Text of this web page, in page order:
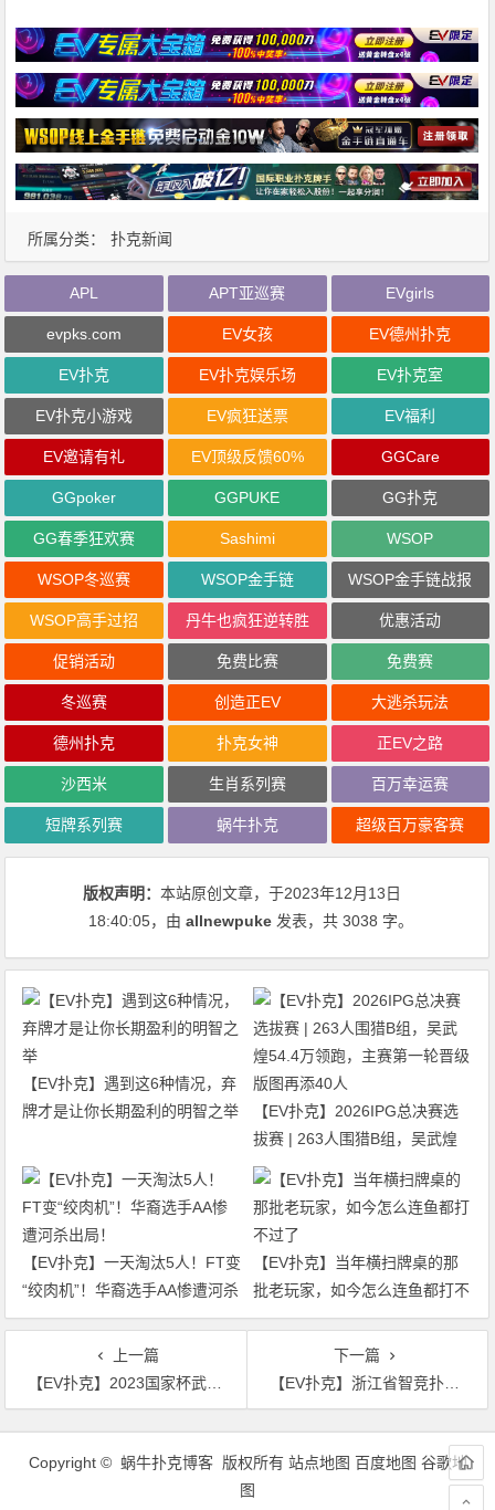
所属分类： 扑克新闻
APL APT亚巡赛 EVgirls
evpks.com EV女孩 EV德州扑克
EV扑克 EV扑克娱乐场 EV扑克室
EV扑克小游戏 EV疯狂送票 EV福利
EV邀请有礼 EV顶级反馈60% GGCare
GGpoker GGPUKE GG扑克
GG春季狂欢赛 Sashimi WSOP
WSOP冬巡赛 WSOP金手链 WSOP金手链战报
WSOP高手过招 丹牛也疯狂逆转胜 优惠活动
促销活动 免费比赛 免费赛
冬巡赛 创造正EV 大逃杀玩法
德州扑克 扑克女神 正EV之路
沙西米 生肖系列赛 百万幸运赛
短牌系列赛 蜗牛扑克 超级百万豪客赛
版权声明：本站原创文章，于2023年12月13日
18:40:05，由allnewpuke 发表，共 3038 字。
【EV扑克】遇到这6种情况，弃
牌才是让你长期盈利的明智之举
【EV扑克】2026IPG总决赛选
拔赛 | 263人围猎B组，吴武煌
54.4万领跑，主赛第一轮晋级版
【EV扑克】一天淘汰5人！FT变
“绞肉机”！华裔选手AA惨遭河杀
出局！
【EV扑克】当年横扫牌桌的那
批老玩家，如今怎么连鱼都打不
过了
上一篇
【EV扑克】2023国家杯武汉站｜37支精英战队激烈角逐 氩氪呜呜轩轩战队荣膺桂冠！
下一篇
【EV扑克】浙江省智竞扑克运动发展中心正式成立 成立大会暨揭牌仪式择日召开
文
Copyright © 蜗牛扑克博客 版权所有 站点地图 百度地图 谷歌地
图